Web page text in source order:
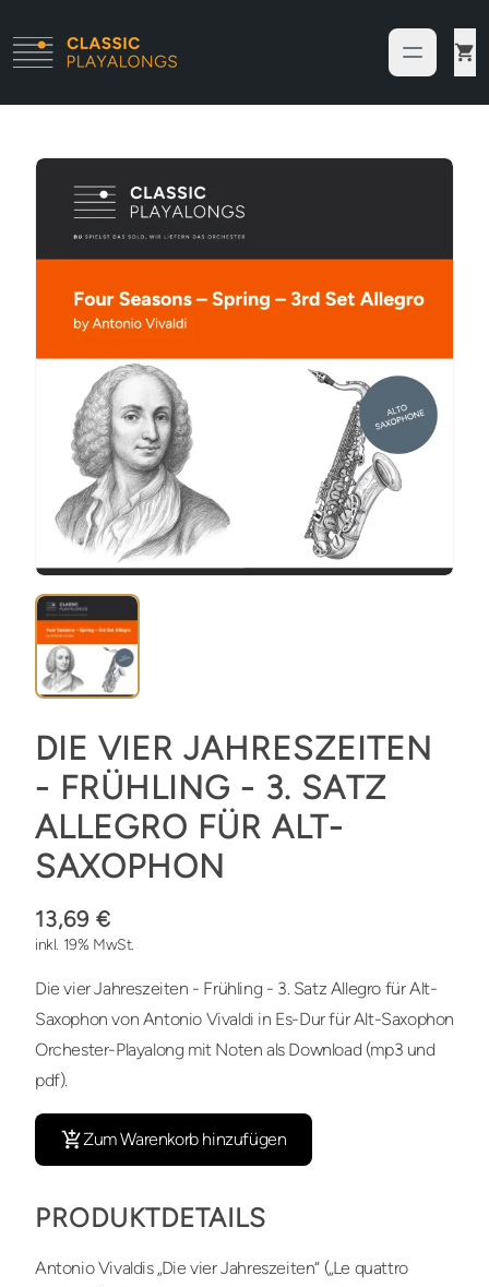
DIE VIER JAHRESZEITEN
- FRÜHLING - 3. SATZ
ALLEGRO FÜR ALT-
SAXOPHON
13,69 €
inkl. 19% MwSt.
Die vier Jahreszeiten - Frühling - 3. Satz Allegro für Alt-
Saxophon von Antonio Vivaldi in Es-Dur für Alt-Saxophon
Orchester-Playalong mit Noten als Download (mp3 und
pdf).
Zum Warenkorb hinzufügen
PRODUKTDETAILS
Antonio Vivaldis „Die vier Jahreszeiten“ („Le quattro